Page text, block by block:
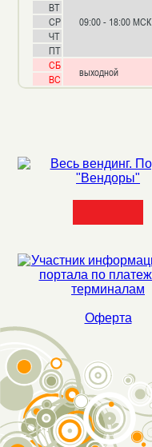
09:00 - 18:00 МСК
ВТ
СР
ЧТ
ПТ
СБ
выходной
ВС
Оферта